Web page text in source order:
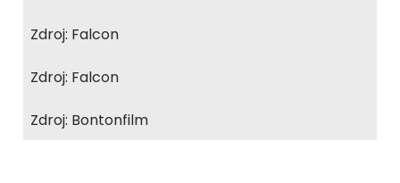
Zdroj: Falcon
Zdroj: Falcon
Zdroj: Bontonfilm